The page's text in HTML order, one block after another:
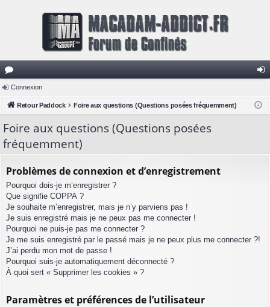
or
u
m
s
ne
Connexion
Retour Paddock Foire aux questions (Questions posées fréquemment)
Foire aux questions (Questions posées
fréquemment)
Problèmes de connexion et d’enregistrement
Pourquoi dois-je m’enregistrer ?
Que signifie COPPA ?
Je souhaite m’enregistrer, mais je n’y parviens pas !
Je suis enregistré mais je ne peux pas me connecter !
Pourquoi ne puis-je pas me connecter ?
Je me suis enregistré par le passé mais je ne peux plus me connecter ?!
J’ai perdu mon mot de passe !
Pourquoi suis-je automatiquement déconnecté ?
À quoi sert « Supprimer les cookies » ?
Paramètres et préférences de l’utilisateur